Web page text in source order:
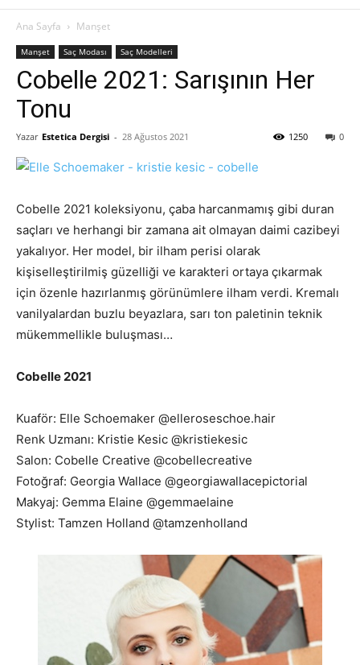
Ana Sayfa Manşet
Manşet Saç Modası Saç Modelleri
Cobelle 2021: Sarışının Her
Tonu
Yazar Estetica Dergisi - 28 Ağustos 2021 0
1250
Cobelle 2021 koleksiyonu, çaba harcanmamış gibi duran
saçları ve herhangi bir zamana ait olmayan daimi cazibeyi
yakalıyor. Her model, bir ilham perisi olarak
kişiselleştirilmiş güzelliği ve karakteri ortaya çıkarmak
için özenle hazırlanmış görünümlere ilham verdi. Kremalı
vanilyalardan buzlu beyazlara, sarı ton paletinin teknik
mükemmellikle buluşması…
Cobelle 2021
Kuaför: Elle Schoemaker @elleroseschoe.hair
Renk Uzmanı: Kristie Kesic @kristiekesic
Salon: Cobelle Creative @cobellecreative
Fotoğraf: Georgia Wallace @georgiawallacepictorial
Makyaj: Gemma Elaine @gemmaelaine
Stylist: Tamzen Holland @tamzenholland